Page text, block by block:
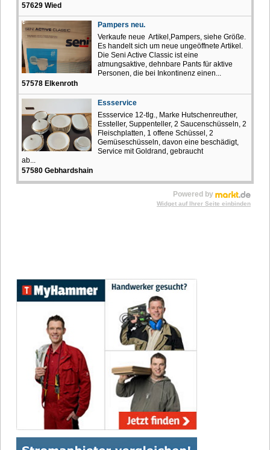
57629 Wied
Pampers neu.
Verkaufe neue Artikel,Pampers, siehe Größe.
Es handelt sich um neue ungeöffnete Artikel.
Die Seni Active Classic ist eine
atmungsaktive, dehnbare Pants für aktive
Personen, die bei Inkontinenz einen...
57578 Elkenroth
Essservice
Essservice 12-tlg., Marke Hutschenreuther,
Essteller, Suppenteller, 2 Saucenschüsseln, 2
Fleischplatten, 1 offene Schüssel, 2
Gemüseschüsseln, davon eine beschädigt,
Service mit Goldrand, gebraucht
ab...
57580 Gebhardshain
Powered by
Widget auf Ihrer Seite einbinden